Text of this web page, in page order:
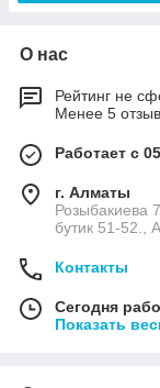
О нас
Рейтинг не
Менее 5
Работает с
г. Алматы
Розыбакиева
бутик 51-52.,
Контакты
Сегодня
Показать